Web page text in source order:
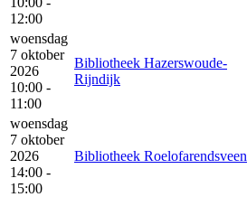
12:00
woensdag
7 oktober
2026
10:00 -
11:00
Bibliotheek Hazerswoude-
Rijndijk
woensdag
7 oktober
2026
14:00 -
15:00
Bibliotheek Roelofarendsveen